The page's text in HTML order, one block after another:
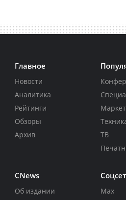
Главное
Новости
Аналитика
Рейтинги
Обзоры
Архив
Маркет
ТВ
CNews
Об издании
Max